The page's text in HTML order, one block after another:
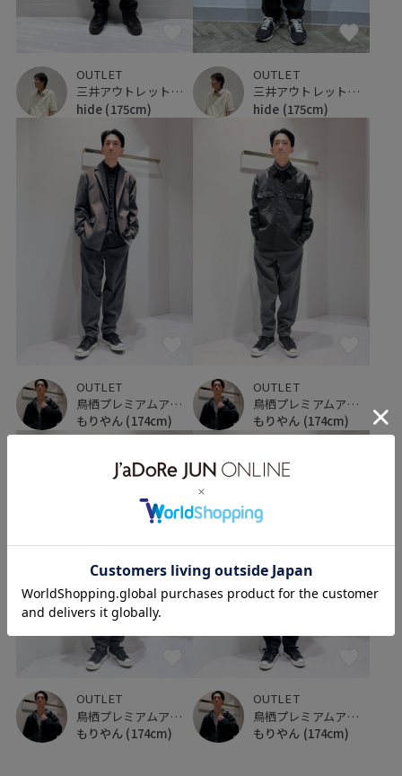
OUTLET
三井アウトレットパーク 仙台港
hide (175cm)
OUTLET
三井アウトレットパーク 仙台港
hide (175cm)
OUTLET
鳥栖プレミアムアウトレット
もりやん (174cm)
OUTLET
鳥栖プレミアムアウトレット
もりやん (174cm)
OUTLET
鳥栖プレミアムアウトレット
もりやん (174cm)
OUTLET
鳥栖プレミアムアウトレット
もりやん (174cm)